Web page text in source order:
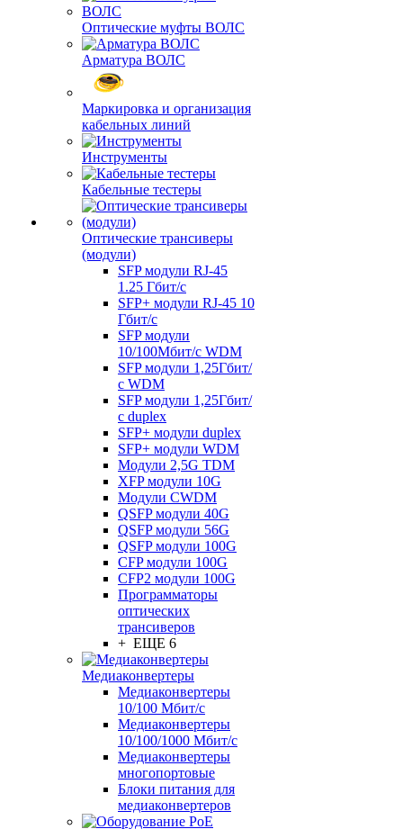
Оптические муфты ВОЛС
Арматура ВОЛС
Маркировка и организация
кабельных линий
Инструменты
Кабельные тестеры
Оптические трансиверы
(модули)
SFP модули RJ-45
1.25 Гбит/c
SFP+ модули RJ-45 10
Гбит/c
SFP модули
10/100Мбит/с WDM
SFP модули 1,25Гбит/
с WDM
SFP модули 1,25Гбит/
с duplex
SFP+ модули duplex
SFP+ модули WDM
Модули 2,5G TDM
XFP модули 10G
Модули CWDM
QSFP модули 40G
QSFP модули 56G
QSFP модули 100G
CFP модули 100G
CFP2 модули 100G
Программаторы
оптических
трансиверов
+ ЕЩЕ 6
Медиаконвертеры
Медиаконвертеры
10/100 Мбит/с
Медиаконвертеры
10/100/1000 Мбит/c
Медиаконвертеры
многопортовые
Блоки питания для
медиаконвертеров